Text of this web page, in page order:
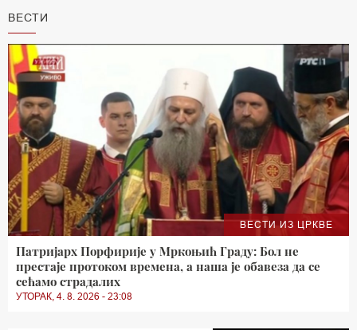
ВЕСТИ
ВЕСТИ ИЗ ЦРКВЕ
Патријарх Порфирије у Мркоњић Граду: Бол не
престаје протоком времена, а наша је обавеза да се
сећамо страдалих
УТОРАК, 4. 8. 2026 - 23:08